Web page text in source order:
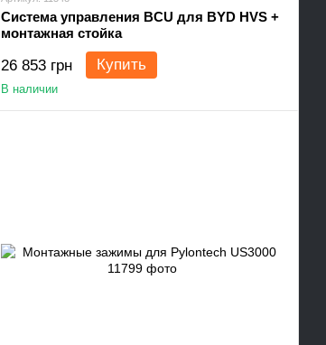
Система управления BCU для BYD HVS +
монтажная стойка
26 853 грн Купить
В наличии